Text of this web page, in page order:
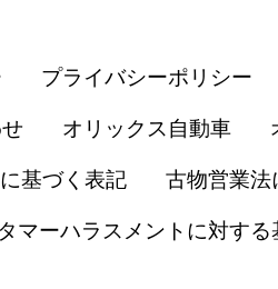
プライバシーポリシー
オリックス自動車
基づく表記 古物営業法
マーハラスメントに対する